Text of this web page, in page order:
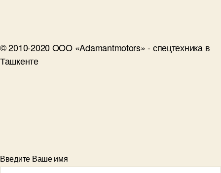
© 2010-2020 OOO «Adamantmotors» - спецтехника в
Ташкенте
Введите Ваше имя